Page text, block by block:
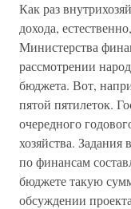
Как раз
дохода,
Министерства
рассмотрении
бюджета. Вот,
пятой пятилеток.
очередного
хозяйства.
по финансам
бюджете такую
обсуждении